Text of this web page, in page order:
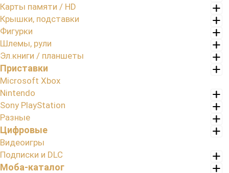
Карты памяти / HD
Крышки, подставки
Фигурки
Шлемы, рули
Эл.книги / планшеты
Приставки
Microsoft Xbox
Nintendo
Sony PlayStation
Разные
Цифровые
Видеоигры
Подписки и DLC
Моба-каталог